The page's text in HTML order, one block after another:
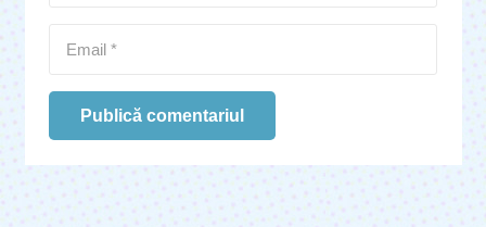
Publică comentariul